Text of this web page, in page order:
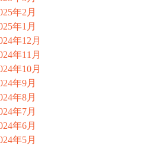
年2月
年1月
年12月
年11月
年10月
年9月
年8月
年7月
年6月
年5月